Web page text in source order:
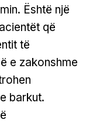
Është një
që
të
e zakonshme
barkut.